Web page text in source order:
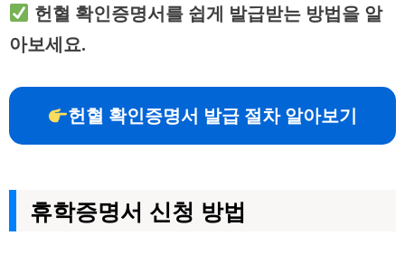
헌혈 확인증명서를 쉽게 발급받는 방법을 알
아보세요.
헌혈 확인증명서 발급 절차 알아보기
휴학증명서 신청 방법